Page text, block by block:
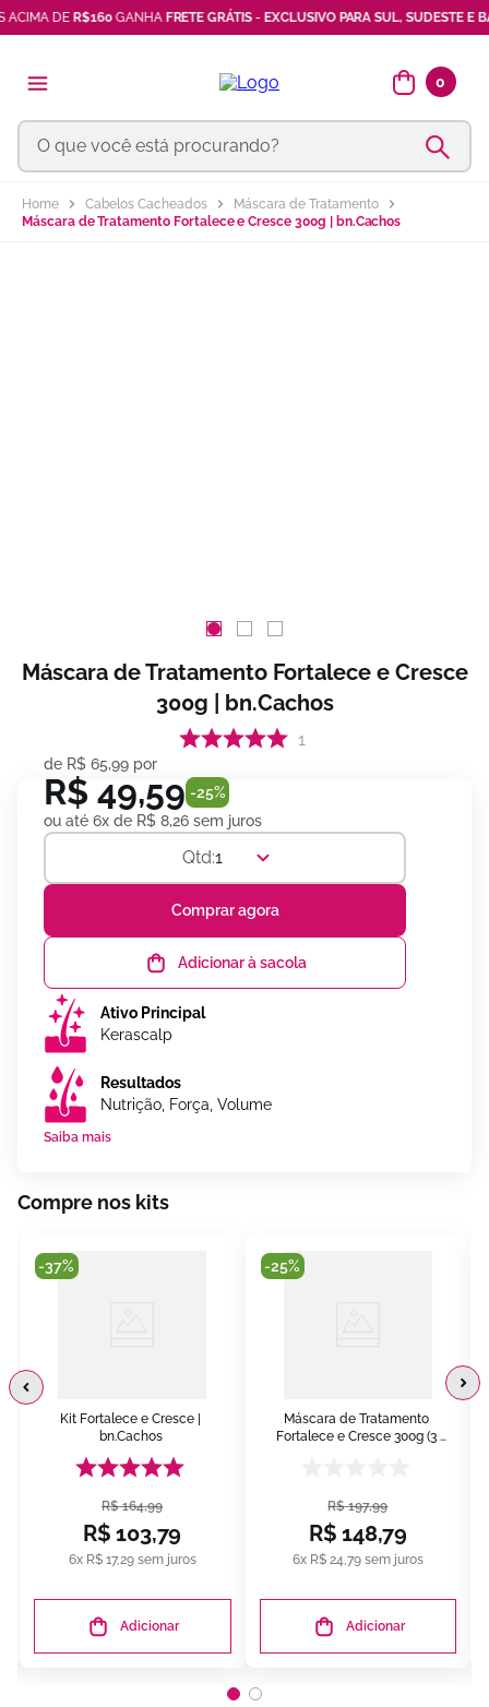
DER$160GANHAFRETE GRÁTIS-EXCLUSIVO PARA SUL, SUDESTE E
0
O que você está procurando?
Cabelos Cacheados
Máscara de Tratamento
Máscara de Tratamento Fortalece e Cresce 300g | bn.Cachos
Máscara de Tratamento Fortalece e Cresce
300g | bn.Cachos
1
de R$ 65,99 por
R$ 49,59 -25%
ou até 6x de R$ 8,26 sem juros
1
Comprar agora
Adicionar à sacola
Ativo Principal
Kerascalp
Resultados
Nutrição, Força, Volume
Saiba mais
Compre nos kits
-37%
Kit Fortalece e Cresce |
bn.Cachos
R$ 164,99
R$ 103,79
6x R$ 17,29sem juros
Adicionar
-25%
Máscara de Tratamento
Fortalece e Cresce 300g (3
R$ 197,99
R$ 148,79
6x R$ 24 79sem juros
Adicionar
7º óleos africanos
10 ativador cachos